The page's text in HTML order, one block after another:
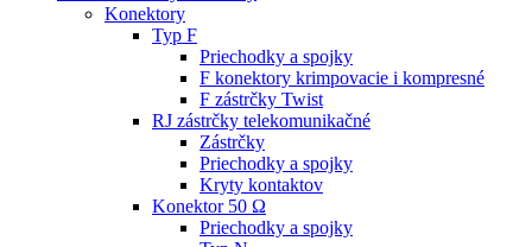
Konektory
Typ F
Priechodky a spojky
F konektory krimpovacie i kompresné
F zástrčky Twist
RJ zástrčky telekomunikačné
Zástrčky
Priechodky a spojky
Kryty kontaktov
Konektor 50 Ω
Priechodky a spojky